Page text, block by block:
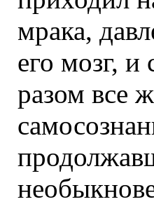
мрака,
его мозг,
разом все